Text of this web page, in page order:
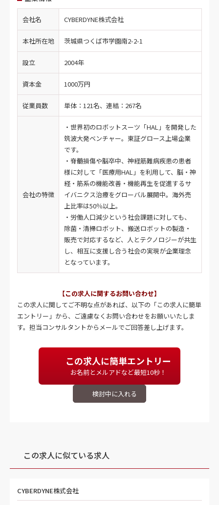
会社名 CYBERDYNE株式会社
本社所在地 茨城県つくば市学園南2-2-1
設立 2004年
資本金 1000万円
従業員数 単体：121名、連結：267名
会社の特徴
・世界初のロボットスーツ「HAL」を開発した
筑波大発ベンチャー。東証グロース上場企業
です。
・脊髄損傷や脳卒中、神経筋難病疾患の患者
様に対して「医療用HAL」を利用して、脳・神
経・筋系の機能改善・機能再生を促進するサ
イバニクス治療をグローバル展開中。海外売
上比率は50％以上。
・労働人口減少という社会課題に対しても、
除菌・清掃ロボット、搬送ロボットの製造・
販売で対応するなど、人とテクノロジーが共生
し、相互に支援し合う社会の実現が企業理念
となっています。
【この求人に関するお問い合わせ】
この求人に関してご不明な点があれば、以下の「この求人に簡単
エントリー」から、ご遠慮なくお問い合わせをお願いいたしま
す。担当コンサルタントからメールでご回答差し上げます。
この求人に簡単エントリー
お名前とメルアドなど最短10秒！
この求人に似ている求人
CYBERDYNE株式会社